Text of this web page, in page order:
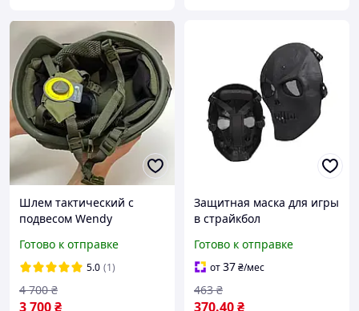
Шлем тактический с
подвесом Wendy
страйкбола
Готово к отправке
5.0 (1)
3 700₴
4 700 ₴
Защитная маска для игры
в страйкбол
Готово к отправке
от37₴/мес
370.40₴
463 ₴